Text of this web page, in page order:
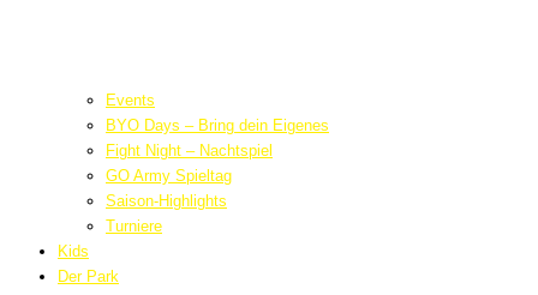
Events
BYO Days – Bring dein Eigenes
Fight Night – Nachtspiel
GO Army Spieltag
Saison-Highlights
Turniere
Kids
Der Park